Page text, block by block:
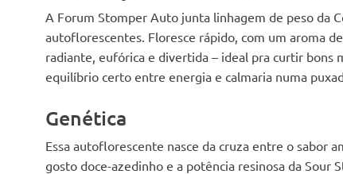
plant for sure
* bad comments: that she has been
watered with 5.0 ph the whole
round due to a broken ph meter so i
can't really judge this round on yield
or anything,
for making
A Forum Stomper Auto junta linhagem de peso da
autoflorescentes. Floresce rápido, com um aroma
radiante, eufórica e divertida – ideal pra curtir bons
equilíbrio certo entre energia e calmaria numa
Genética
Essa autoflorescente nasce da cruza entre o sabor
gosto doce-azedinho e a potência resinosa da